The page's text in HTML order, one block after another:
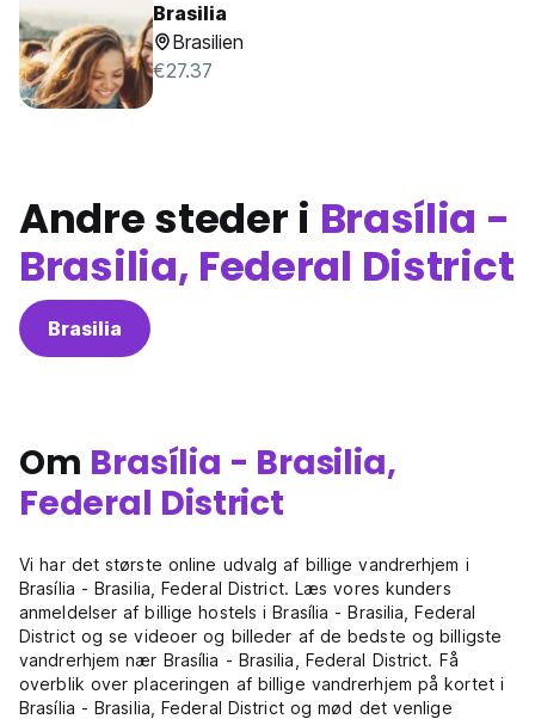
Brasilia
Brasilien
€27.37
Andre steder i Brasília -
Brasilia, Federal District
Brasilia
Om Brasília - Brasilia,
Federal District
Vi har det største online udvalg af billige vandrerhjem i
Brasília - Brasilia, Federal District. Læs vores kunders
anmeldelser af billige hostels i Brasília - Brasilia, Federal
District og se videoer og billeder af de bedste og billigste
vandrerhjem nær Brasília - Brasilia, Federal District. Få
overblik over placeringen af billige vandrerhjem på kortet i
Brasília - Brasilia, Federal District og mød det venlige